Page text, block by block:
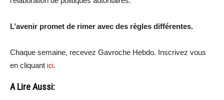
L’avenir promet de rimer avec des règles différentes.
Chaque semaine, recevez Gavroche Hebdo. Inscrivez vous
en cliquant ici.
A Lire Aussi: